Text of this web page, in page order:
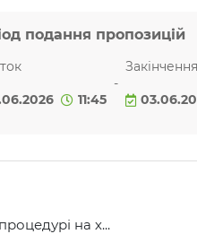
подання пропозицій
11:45
-
Закінчення
на х...